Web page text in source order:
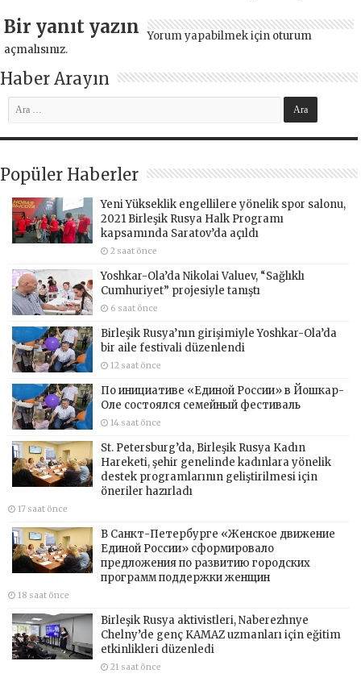
Bir yanıt yazın Yorum yapabilmek için oturum
açmalısınız.
Haber Arayın
Popüler Haberler
Yeni Yükseklik engellilere yönelik spor salonu,
2021 Birleşik Rusya Halk Programı
kapsamında Saratov’da açıldı
2 saat önce
Yoshkar-Ola’da Nikolai Valuev, “Sağlıklı
Cumhuriyet” projesiyle tanıştı
6 saat önce
Birleşik Rusya’nın girişimiyle Yoshkar-Ola’da
bir aile festivali düzenlendi
12 saat önce
По инициативе «Единой России» в Йошкар-
Оле состоялся семейный фестиваль
14 saat önce
St. Petersburg’da, Birleşik Rusya Kadın
Hareketi, şehir genelinde kadınlara yönelik
destek programlarının geliştirilmesi için
öneriler hazırladı
17 saat önce
В Санкт-Петербурге «Женское движение
Единой России» сформировало
предложения по развитию городских
программ поддержки женщин
18 saat önce
Birleşik Rusya aktivistleri, Naberezhnye
Chelny’de genç KAMAZ uzmanları için eğitim
etkinlikleri düzenledi
21 saat önce